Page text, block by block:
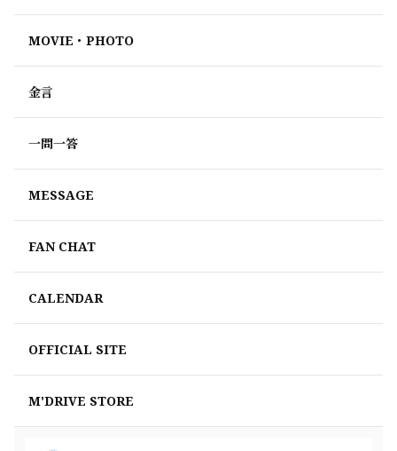
MOVIE・PHOTO
金言
一問一答
MESSAGE
FAN CHAT
CALENDAR
OFFICIAL SITE
M'DRIVE STORE